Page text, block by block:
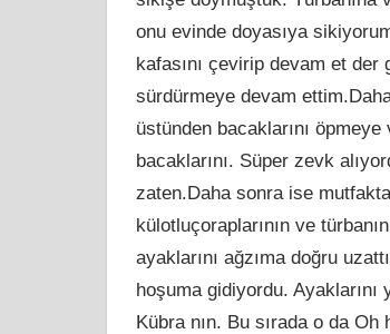
onu evinde doyasıya
kafasını çevirip devam et
sürdürmeye devam
üstünden bacaklarını
bacaklarını. Süper zevk
zaten.Daha sonra ise
külotluçoraplarının ve
ayaklarını ağzıma doğru
hoşuma gidiyordu. Ayaklarını
Kübra nın. Bu sırada o da Oh